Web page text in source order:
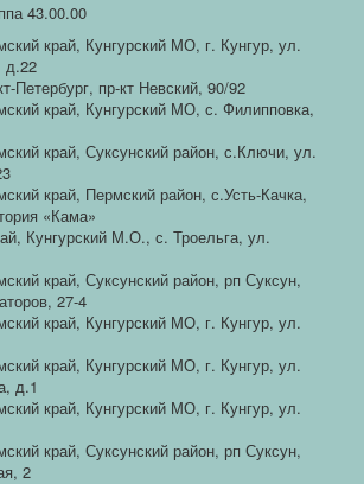
43.00.00
край, Кунгурский МО, г. Кунгур, ул.
д.22
Петербург, пр-кт Невский, 90/92
край, Кунгурский МО, с. Филипповка,
край, Суксунский район, с.Ключи, ул.
край, Пермский район, с.Усть-Качка,
«Кама»
Кунгурский М.О., с. Троельга, ул.
край, Суксунский район, рп Суксун,
27-4
край, Кунгурский МО, г. Кунгур, ул.
край, Кунгурский МО, г. Кунгур, ул.
д.1
край, Кунгурский МО, г. Кунгур, ул.
край, Суксунский район, рп Суксун,
2